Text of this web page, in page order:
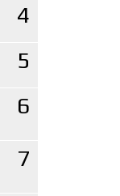
4
5
6
7